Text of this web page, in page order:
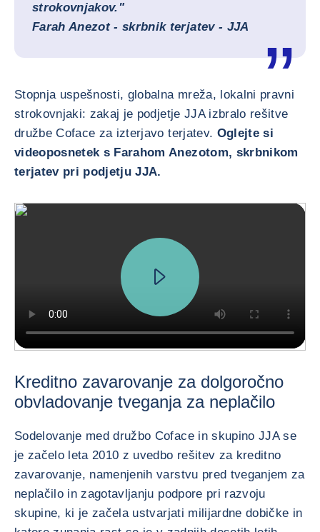
strokovnjakov."
Farah Anezot - skrbnik terjatev - JJA
Stopnja uspešnosti, globalna mreža, lokalni pravni
strokovnjaki: zakaj je podjetje JJA izbralo rešitve
družbe Coface za izterjavo terjatev. Oglejte si
videoposnetek s Farahom Anezotom, skrbnikom
terjatev pri podjetju JJA.
Kreditno zavarovanje za dolgoročno
obvladovanje tveganja za neplačilo
Sodelovanje med družbo Coface in skupino JJA se
je začelo leta 2010 z uvedbo rešitev za kreditno
zavarovanje, namenjenih varstvu pred tveganjem za
neplačilo in zagotavljanju podpore pri razvoju
skupine, ki je začela ustvarjati milijardne dobičke in